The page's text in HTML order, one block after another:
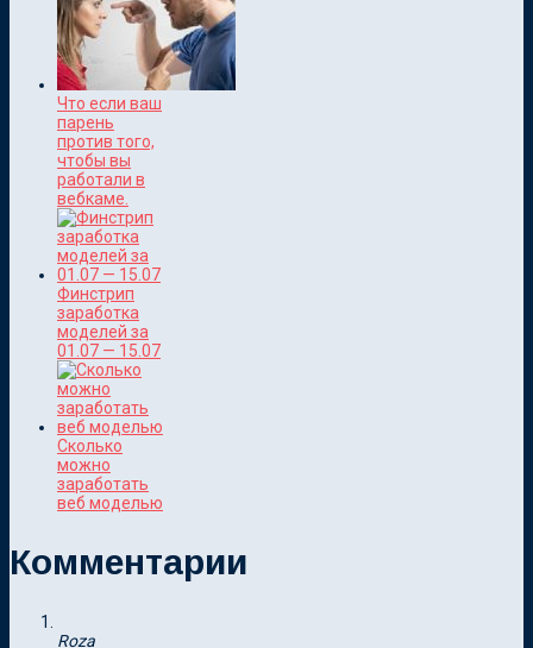
Что если ваш
парень
против того,
чтобы вы
работали в
вебкаме.
Финстрип
заработка
моделей за
01.07 — 15.07
Сколько
можно
заработать
веб моделью
Комментарии
Roza